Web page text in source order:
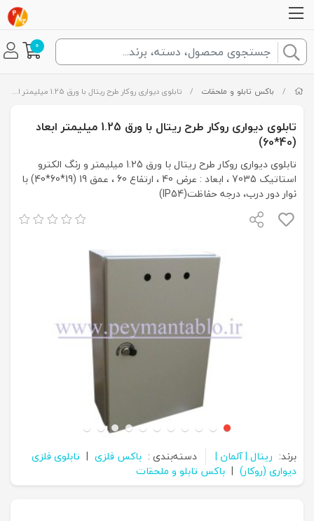
0
/ باکس تابلو و ملحقات / تابلوی دیواری روکار طرح ریتال با ورق 1.25 میلیمتر ابعاد (40*60)
تابلوی دیواری روکار طرح ریتال با ورق 1.25 میلیمتر ابعاد
(40*60)
تابلوی دیواری روکار طرح ریتال با ورق 1.25 میلیمتر و رنگ الکترو
استاتیک 7035 ، ابعاد : عرض 40 ، ارتفاع 60 ، عمق 19 (19*60*40) با
نوار دور درب، درجه حفاظت(IP54)
برند: ریتال | آلمان | دسته‌بندی : باکس فلزی | تابلوی فلزی
دیواری (روکار) | باکس تابلو و ملحقات